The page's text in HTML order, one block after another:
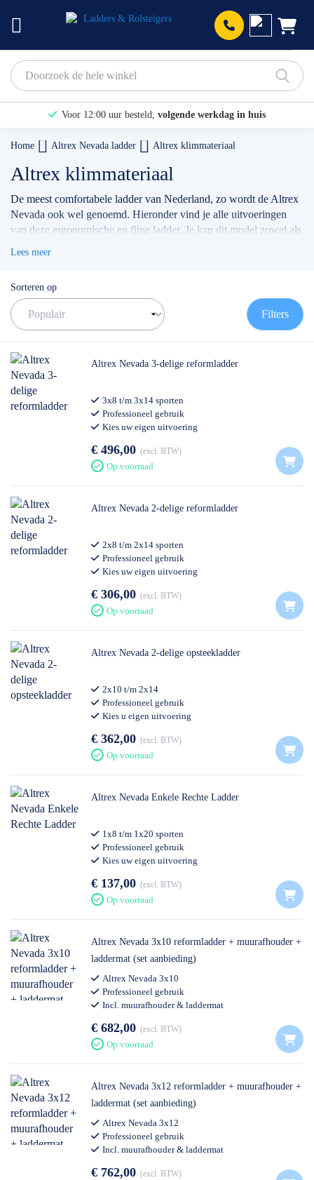
Voor 12:00 uur besteld, volgende werkdag in huis
Bekijk hier onze Actiepagina
Binnen 1 dag een
Home Altrex Nevada ladder Altrex klimmateriaal
Altrex klimmateriaal
De meest comfortabele ladder van Nederland, zo wordt de Altrex
Nevada ook wel genoemd. Hieronder vind je alle uitvoeringen
van deze ergonomische en fijne ladder. Je kan dit model zowel als
✅ Volgende werkdag op locatie
✅ Meedenkende klantenservice
✅ Contact:0511- 40 25 64, ofmail
Lees meer
Sorteren op
Filters
Altrex Nevada 3-delige reformladder
3x8 t/m 3x14 sporten
Professioneel gebruik
Kies uw eigen uitvoering
€ 496,00 excl. BTW
Op voorraad
Altrex Nevada 2-delige reformladder
2x8 t/m 2x14 sporten
Professioneel gebruik
Kies uw eigen uitvoering
€ 306,00 excl. BTW
Op voorraad
Altrex Nevada 2-delige opsteekladder
2x10 t/m 2x14
Professioneel gebruik
Kies u eigen uitvoering
€ 362,00 excl. BTW
Op voorraad
Altrex Nevada Enkele Rechte Ladder
1x8 t/m 1x20 sporten
Professioneel gebruik
Kies uw eigen uitvoering
€ 137,00 excl. BTW
Op voorraad
Altrex Nevada 3x10 reformladder + muurafhouder +
laddermat (set aanbieding)
Altrex Nevada 3x10
Professioneel gebruik
Incl. muurafhouder & laddermat
€ 682,00 excl. BTW
Op voorraad
Altrex Nevada 3x12 reformladder + muurafhouder +
laddermat (set aanbieding)
Altrex Nevada 3x12
Professioneel gebruik
Incl. muurafhouder & laddermat
€ 762,00 excl. BTW